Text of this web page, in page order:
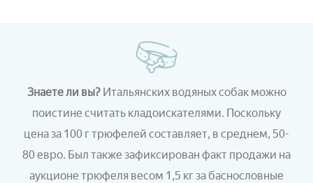
Знаете ли вы? Итальянских водяных собак можно
поистине считать кладоискателями. Поскольку
цена за 100 г трюфелей составляет, в среднем, 50-
80 евро. Был также зафиксирован факт продажи на
аукционе трюфеля весом 1,5 кг за баснословные